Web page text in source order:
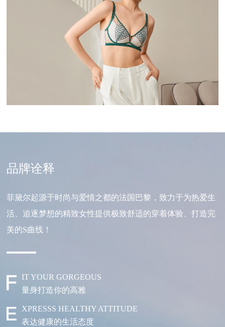
品牌诠释
菲黛尔起源于时尚与爱情之都的法国巴黎，致力于为热爱生
活、追逐梦想的精致女性提供极致舒适的穿着体验、打造完
美的S曲线！
IT YOUR GORGEOUS
量身打造你的高雅
XPRESSS HEALTHY ATTITUDE
表达健康的生活态度